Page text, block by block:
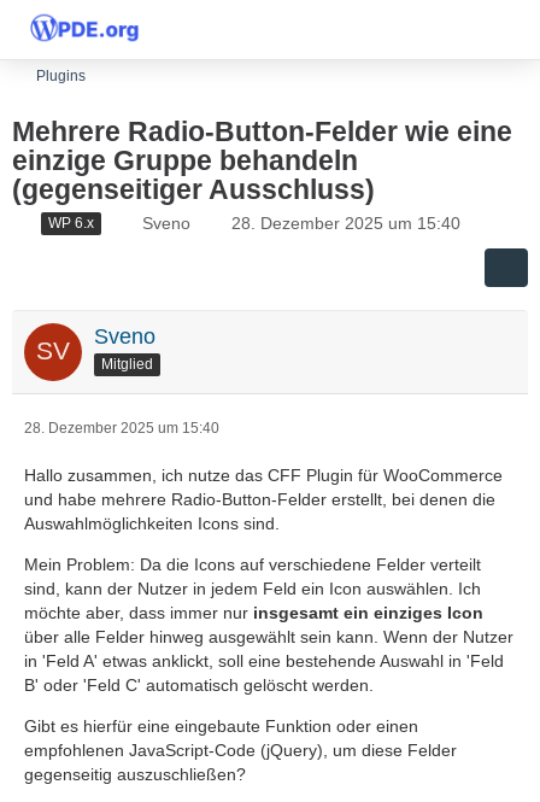
Plugins
Mehrere Radio-Button-Felder wie eine
einzige Gruppe behandeln
(gegenseitiger Ausschluss)
WP 6.x Sveno 28. Dezember 2025 um 15:40
Sveno
Mitglied
28. Dezember 2025 um 15:40
Hallo zusammen, ich nutze das CFF Plugin für WooCommerce
und habe mehrere Radio-Button-Felder erstellt, bei denen die
Auswahlmöglichkeiten Icons sind.
Mein Problem: Da die Icons auf verschiedene Felder verteilt
sind, kann der Nutzer in jedem Feld ein Icon auswählen. Ich
möchte aber, dass immer nur insgesamt ein einziges Icon
über alle Felder hinweg ausgewählt sein kann. Wenn der Nutzer
in 'Feld A' etwas anklickt, soll eine bestehende Auswahl in 'Feld
B' oder 'Feld C' automatisch gelöscht werden.
Gibt es hierfür eine eingebaute Funktion oder einen
empfohlenen JavaScript-Code (jQuery), um diese Felder
gegenseitig auszuschließen?